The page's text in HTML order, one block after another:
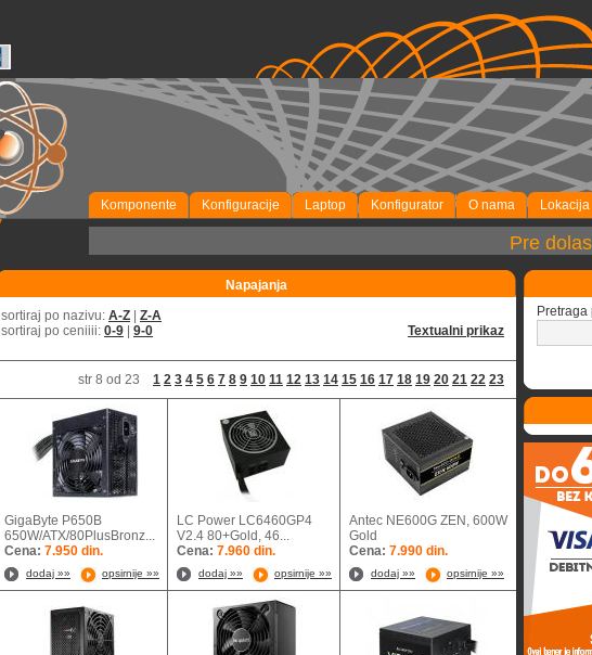
Komponente Konfiguracije Laptop Konfigurator O nama Lokacija
Pre
Napajanja
sortiraj po nazivu: A-Z
Z-A
sortiraj po ceniiii: 0-9 9-0 Textualni prikaz
str 8 od 23 1 2 3 4 5 6 7 8 9 10 11 12 13 14 15 16 17 18 19 20 21 22 23
GigaByte P650B
650W/ATX/80PlusBronz...
Cena: 7.950 din.
dodaj »» opsirnije »»
LC Power LC6460GP4
V2.4 80+Gold, 46...
Cena: 7.960 din.
dodaj »» opsirnije »»
Antec NE600G ZEN, 600W
Gold
Cena: 7.990 din.
dodaj »» opsirnije »»